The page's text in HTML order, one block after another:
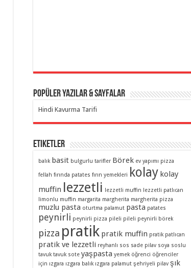
Popüler Yazılar & Sayfalar
Hindi Kavurma Tarifi
Etiketler
balık basit bulgurlu tarifler Börek ev yapımı pizza
fellah fırında patates fırın yemekleri kolay kolay
muffin lezzetli lezzetli muffin lezzetli patlıcan
limonlu muffin margarita margherita margherita pizza
muzlu pasta oturtma palamut pasta patates
peynirli peynirli pizza pileli pileli peynirli börek
pizza pratik pratik muffin pratik patlıcan
pratik ve lezzetli reyhanlı sos sade pilav soya soslu
tavuk tavuk sote yaşpasta yemek öğrenci öğrenciler
için ızgara ızgara balık ızgara palamut şehriyeli pilav şık